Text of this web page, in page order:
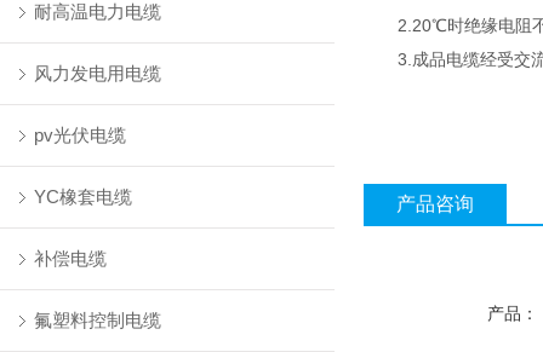
耐高温电力电缆
风力发电用电缆
pv光伏电缆
YC橡套电缆
补偿电缆
氟塑料控制电缆
2.20℃时绝缘电阻不
3.成品电缆经受交流
产品咨询
产品：